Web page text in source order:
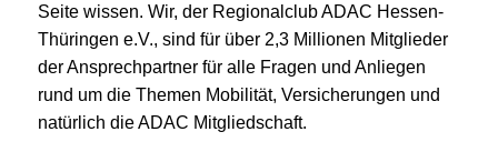
Seite wissen. Wir, der Regionalclub ADAC Hessen-
Thüringen e.V., sind für über 2,3 Millionen Mitglieder
der Ansprechpartner für alle Fragen und Anliegen
rund um die Themen Mobilität, Versicherungen und
natürlich die ADAC Mitgliedschaft.